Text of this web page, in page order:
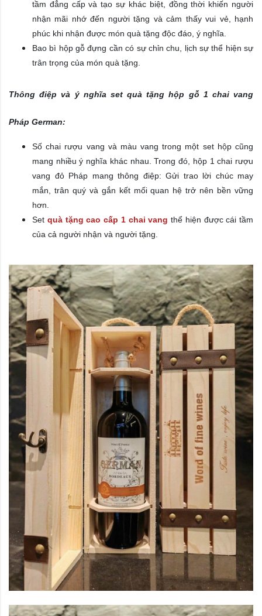
tầm đẳng cấp và tạo sự khác biệt, đồng thời khiến người
nhận mãi nhớ đến người tặng và cảm thấy vui vẻ, hạnh
phúc khi nhận được món quà tặng độc đáo, ý nghĩa.
Bao bì hộp gỗ đựng cần có sự chỉn chu, lịch sự thể hiện sự
trân trọng của món quà tặng.
Thông điệp và ý nghĩa set quà tặng hộp gỗ 1 chai vang
Pháp German:
Số chai rượu vang và màu vang trong một set hộp cũng
mang nhiều ý nghĩa khác nhau. Trong đó, hộp 1 chai rượu
vang đỏ Pháp mang thông điệp: Gửi trao lời chúc may
mắn, trân quý và gắn kết mối quan hệ trở nên bền vững
hơn.
Set quà tặng cao cấp 1 chai vang thể hiện được cái tầm
của cả người nhận và người tặng.